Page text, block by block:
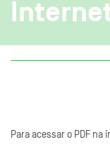
Para acessar o PDF